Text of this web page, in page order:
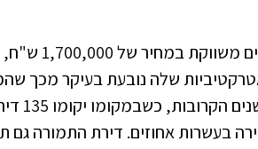
הדירה בת
שלה נובעת בעיקר מכך